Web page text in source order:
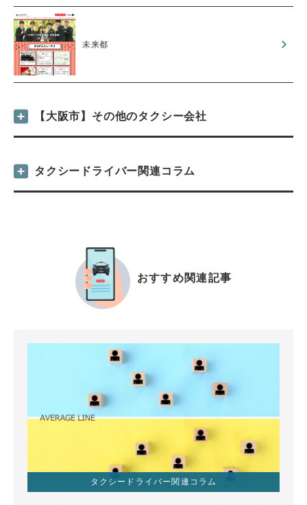
未来都
【大阪市】その他のタクシー会社
タクシードライバー関連コラム
おすすめ関連記事
タクシードライバー関連コラム